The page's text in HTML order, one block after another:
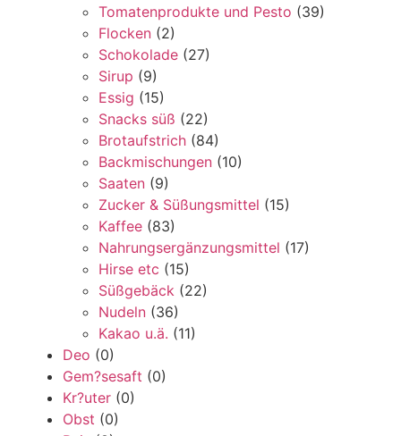
Tomatenprodukte und Pesto (39)
Flocken (2)
Schokolade (27)
Sirup (9)
Essig (15)
Snacks süß (22)
Brotaufstrich (84)
Backmischungen (10)
Saaten (9)
Zucker & Süßungsmittel (15)
Kaffee (83)
Nahrungsergänzungsmittel (17)
Hirse etc (15)
Süßgebäck (22)
Nudeln (36)
Kakao u.ä. (11)
Deo (0)
Gem?sesaft (0)
Kr?uter (0)
Obst (0)